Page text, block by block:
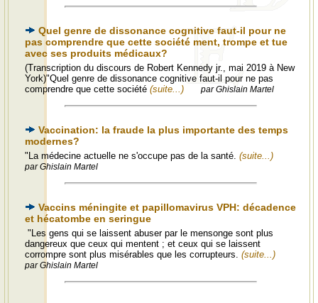
Quel genre de dissonance cognitive faut-il pour ne
pas comprendre que cette société ment, trompe et tue
avec ses produits médicaux?
(Transcription du discours de Robert Kennedy jr., mai 2019 à New
York)"Quel genre de dissonance cognitive faut-il pour ne pas
comprendre que cette société (suite...) par Ghislain Martel
Vaccination: la fraude la plus importante des temps
modernes?
"La médecine actuelle ne s'occupe pas de la santé. (suite...)
par Ghislain Martel
Vaccins méningite et papillomavirus VPH: décadence
et hécatombe en seringue
"Les gens qui se laissent abuser par le mensonge sont plus
dangereux que ceux qui mentent ; et ceux qui se laissent
corrompre sont plus misérables que les corrupteurs. (suite...)
par Ghislain Martel